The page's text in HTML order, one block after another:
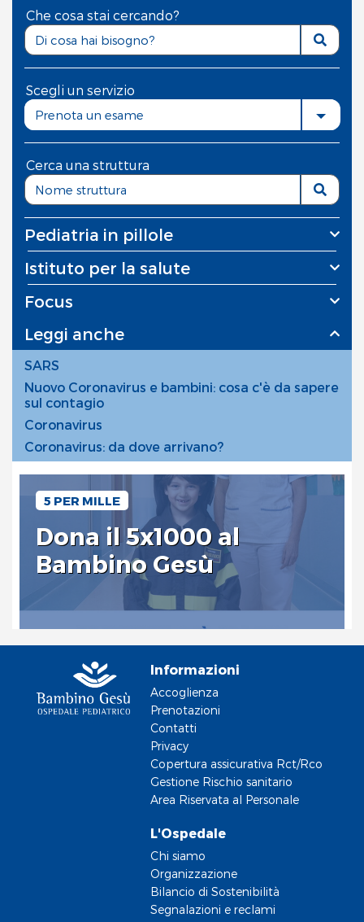
Che cosa stai cercando?
Scegli un servizio
Prenota un esame
Cerca una struttura
Pediatria in pillole
Istituto per la salute
Focus
Leggi anche
SARS
Nuovo Coronavirus e bambini: cosa c'è da sapere
sul contagio
Coronavirus
Coronavirus: da dove arrivano?
5 PER MILLE
Dona il 5x1000 al
Bambino Gesù
Informazioni
Accoglienza
Prenotazioni
Contatti
Privacy
Copertura assicurativa Rct/Rco
Gestione Rischio sanitario
Area Riservata al Personale
L'Ospedale
Chi siamo
Organizzazione
Bilancio di Sostenibilità
Segnalazioni e reclami